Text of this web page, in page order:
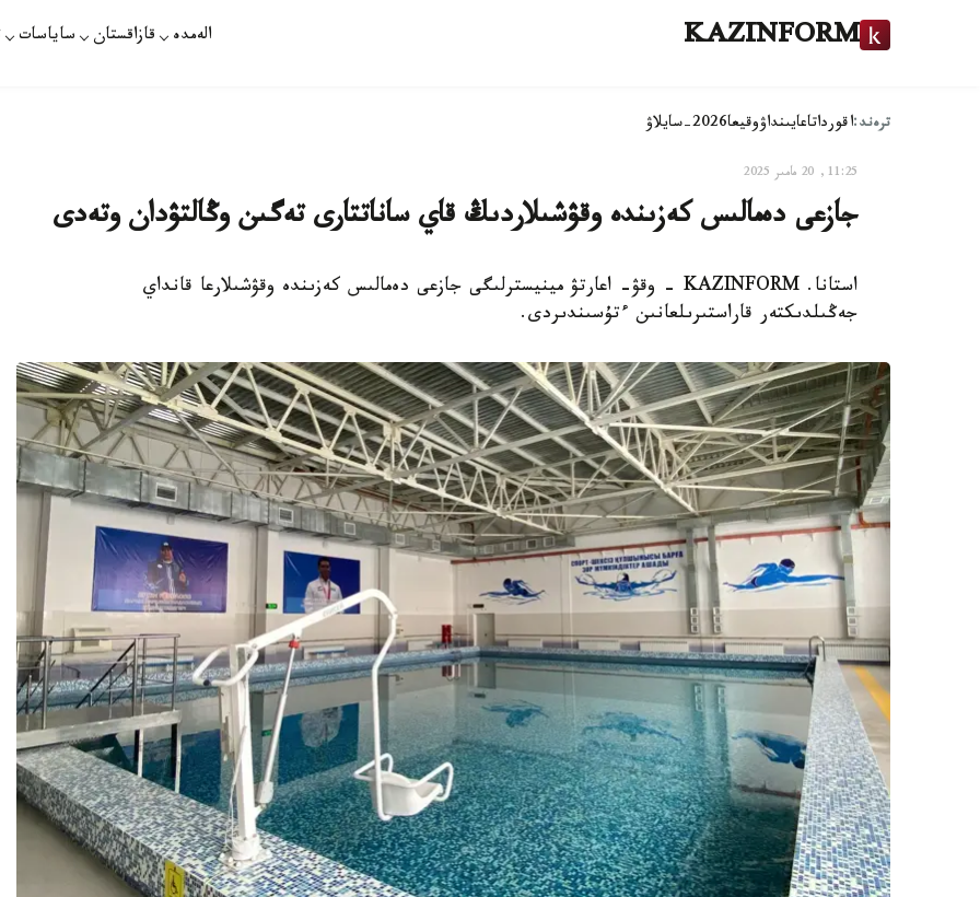
KAZINFORM الەمدە قازاقستان ساياسات
ترەند:اقورداتاعايىنداۋوقيعا2026-سايلاۋ
11:25, 20 مامىر 2025
جازعى دەمالىس كەزىندە وقۋشىلاردىڭ قاي ساناتتارى تەگىن وڭالتۋدان وتەدى
استانا. KAZINFORM - وقۋ- اعارتۋ مينيسترلىگى جازعى دەمالىس كەزىندە وقۋشىلارعا قانداي
جەڭىلدىكتەر قاراستىرىلعانىن ءتۇسىندىردى.